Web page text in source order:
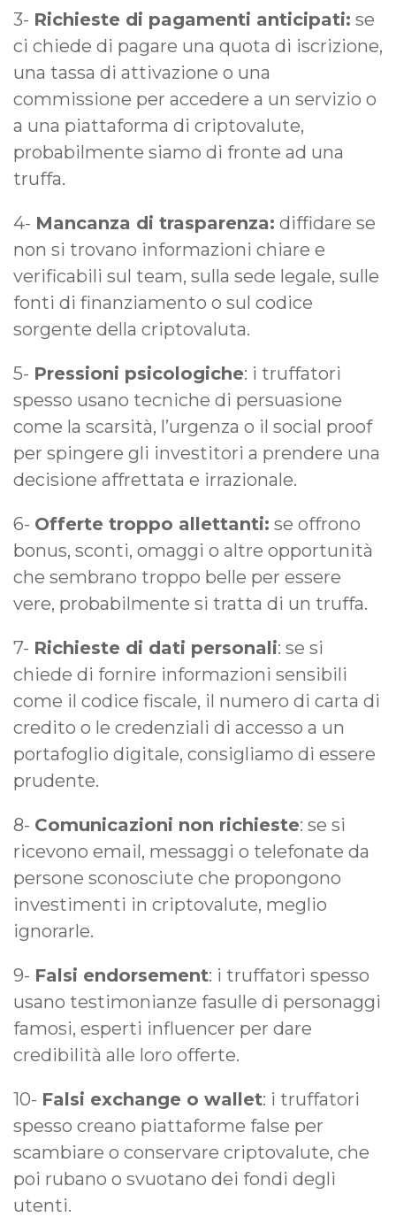
3- Richieste di pagamenti anticipati: se
ci chiede di pagare una quota di iscrizione,
una tassa di attivazione o una
commissione per accedere a un servizio o
a una piattaforma di criptovalute,
probabilmente siamo di fronte ad una
truffa.
4- Mancanza di trasparenza: diffidare se
non si trovano informazioni chiare e
verificabili sul team, sulla sede legale, sulle
fonti di finanziamento o sul codice
sorgente della criptovaluta.
5- Pressioni psicologiche: i truffatori
spesso usano tecniche di persuasione
come la scarsità, l’urgenza o il social proof
per spingere gli investitori a prendere una
decisione affrettata e irrazionale.
6- Offerte troppo allettanti: se offrono
bonus, sconti, omaggi o altre opportunità
che sembrano troppo belle per essere
vere, probabilmente si tratta di un truffa.
7- Richieste di dati personali: se si
chiede di fornire informazioni sensibili
come il codice fiscale, il numero di carta di
credito o le credenziali di accesso a un
portafoglio digitale, consigliamo di essere
prudente.
8- Comunicazioni non richieste: se si
ricevono email, messaggi o telefonate da
persone sconosciute che propongono
investimenti in criptovalute, meglio
ignorarle.
9- Falsi endorsement: i truffatori spesso
usano testimonianze fasulle di personaggi
famosi, esperti influencer per dare
credibilità alle loro offerte.
10- Falsi exchange o wallet: i truffatori
spesso creano piattaforme false per
scambiare o conservare criptovalute, che
poi rubano o svuotano dei fondi degli
utenti.